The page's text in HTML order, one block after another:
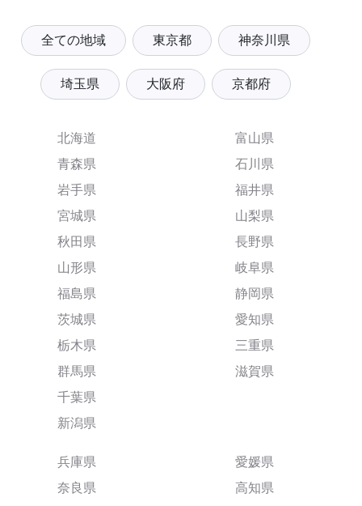
全ての地域 東京都 神奈川県
埼玉県 大阪府 京都府
北海道
青森県
岩手県
宮城県
秋田県
山形県
福島県
茨城県
栃木県
群馬県
千葉県
新潟県
富山県
石川県
福井県
山梨県
長野県
岐阜県
静岡県
愛知県
三重県
滋賀県
兵庫県
奈良県
愛媛県
高知県